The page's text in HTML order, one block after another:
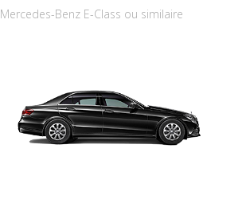
Mercedes-Benz E-Class ou similaire